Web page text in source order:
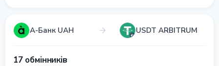
А-Банк UAH USDT ARBITRUM
17 обмінників